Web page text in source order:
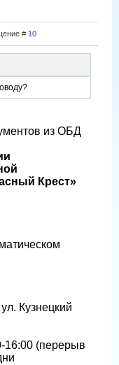
# 10
из ОБД
Крест»
Кузнецкий
16:00 (перерыв